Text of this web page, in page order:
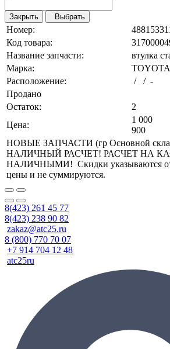
Закрыть Выбрать
Номер:
Код товара:
Название запчасти:
втулка
Марка:
TOYOTA
Расположение:
/ / -
Продано
Остаток:
2
Цена:
1 000
900
НОВЫЕ ЗАПЧАСТИ (гр Основной
НАЛИЧНЫЙ РАСЧЕТ! РАСЧЕТ НА
НАЛИЧНЫМИ! Скидки указываются от
цены и не суммируются.
8(423) 261 45 77
8(423) 238 90 82
zakaz@atc25.ru
8 (800) 770 70 07
+7 914 704 12 48
atc25ru